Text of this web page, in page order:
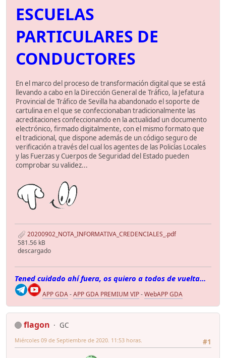
ESCUELAS
PARTICULARES DE
CONDUCTORES
En el marco del proceso de transformación digital que se está
llevando a cabo en la Dirección General de Tráfico, la Jefatura
Provincial de Tráfico de Sevilla ha abandonado el soporte de
cartulina en el que se confeccionaban tradicionalmente las
acreditaciones confeccionando en la actualidad un documento
electrónico, firmado digitalmente, con el mismo formato que
el tradicional, que dispone además de un código seguro de
verificación a través del cual los agentes de las Policías Locales
y las Fuerzas y Cuerpos de Seguridad del Estado pueden
comprobar su validez...
20200902_NOTA_INFORMATIVA_CREDENCIALES_.pdf
581.56 kB
descargado
Tened cuidado ahí fuera, os quiero a todos de vuelta...
APP GDA-APP GDA PREMIUM VIP-WebAPP GDA
flagon
GC
#1
Miércoles 09 de Septiembre de 2020. 11:53 horas.